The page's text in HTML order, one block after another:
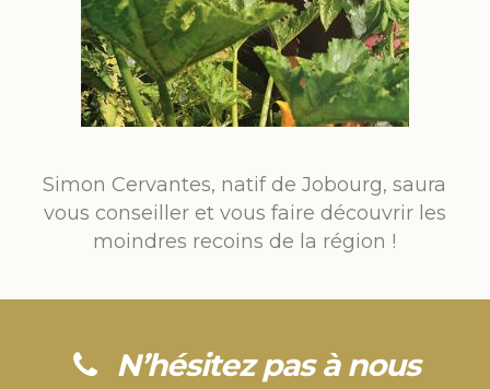
Simon Cervantes, natif de Jobourg, saura
vous conseiller et vous faire découvrir les
moindres recoins de la région !
N’hésitez pas à nous